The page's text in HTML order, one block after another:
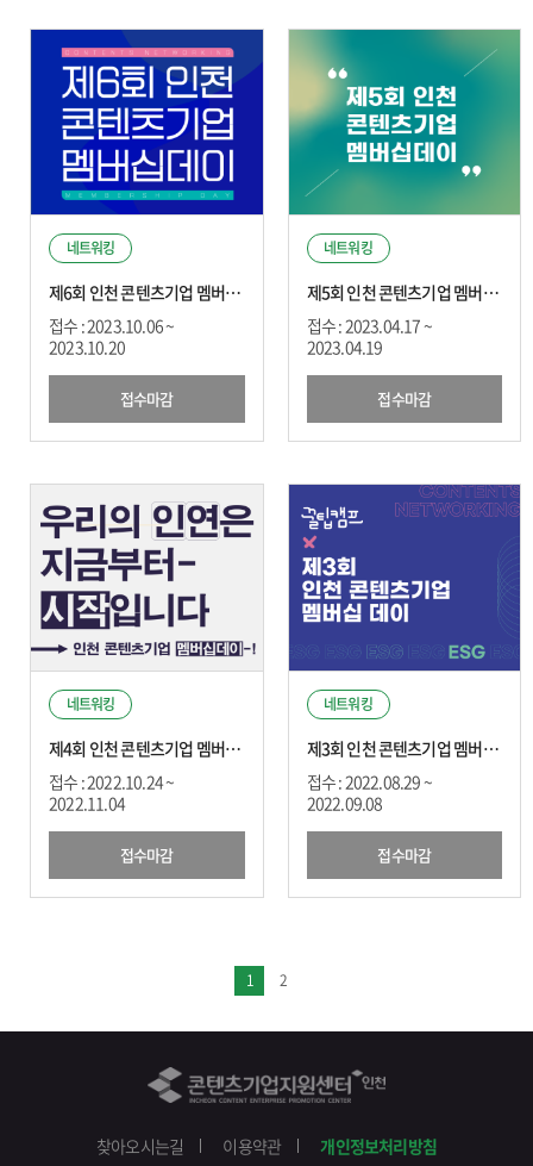
네트워킹
제6회 인천 콘텐츠기업 멤버십 데이
접수 : 2023.10.06 ~
2023.10.20
접수마감
네트워킹
제5회 인천 콘텐츠기업 멤버십 데이
접수 : 2023.04.17 ~
2023.04.19
접수마감
네트워킹
제4회 인천 콘텐츠기업 멤버십 데이
접수 : 2022.10.24 ~
2022.11.04
접수마감
네트워킹
제3회 인천 콘텐츠기업 멤버십 데이 X 꿀팁캠프
접수 : 2022.08.29 ~
2022.09.08
접수마감
1 2
찾아오시는길 이용약관 개인정보처리방침